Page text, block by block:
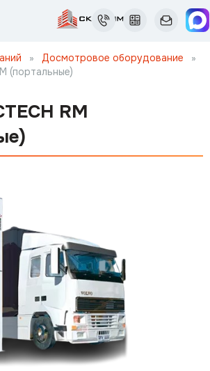
» Досмотровое оборудование
»
(портальные)
RM